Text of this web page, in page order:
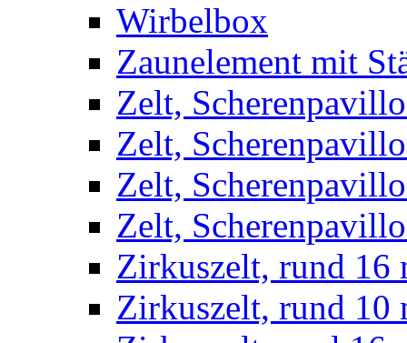
Wirbelbox
Zaunelement mit
Zelt,
Zelt,
Zelt,
Zelt,
Zirkuszelt, rund 16
Zirkuszelt, rund 10